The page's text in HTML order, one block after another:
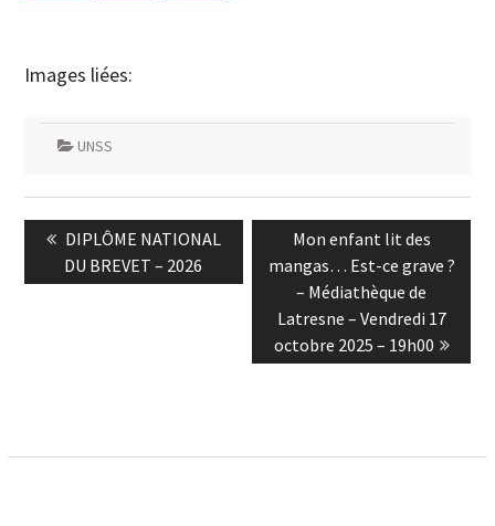
Images liées:
UNSS
Navigation
l’article
Previous
post:
DIPLÔME NATIONAL
DU BREVET – 2026
Next
post:
Mon enfant lit des
mangas… Est-ce grave ?
– Médiathèque de
Latresne – Vendredi 17
octobre 2025 – 19h00